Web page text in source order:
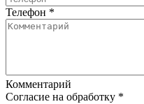
Телефон *
Комментарий
Согласие на обработку *